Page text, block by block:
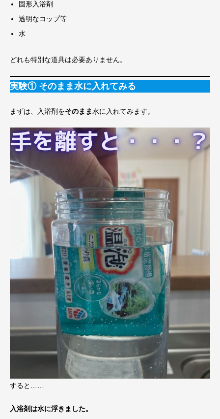
固形入浴剤
透明なコップ等
水
どれも特別な道具は必要ありません。
実験① そのまま水に入れてみる
まずは、入浴剤をそのまま水に入れてみます。
すると……
入浴剤は水に浮きました。